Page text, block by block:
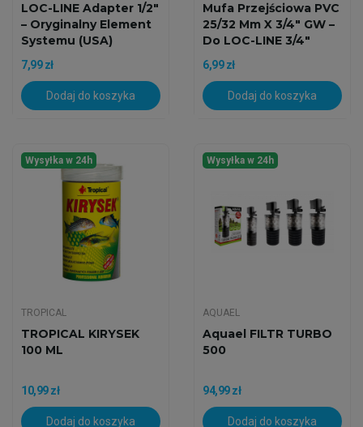
LOC-LINE Adapter 1/2"
– Oryginalny Element
Systemu (USA)
7,99 zł
Dodaj do koszyka
Mufa Przejściowa PVC
25/32 Mm X 3/4" GW –
Do LOC-LINE 3/4"
6,99 zł
Dodaj do koszyka
Wysyłka w 24h
TROPICAL
TROPICAL KIRYSEK
100 ML
10,99 zł
Dodaj do koszyka
Wysyłka w 24h
AQUAEL
Aquael FILTR TURBO
500
94,99 zł
Dodaj do koszyka